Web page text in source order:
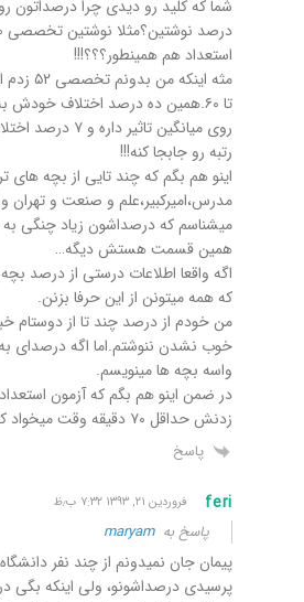
شما که کلید رو دیدی چرا درصداتون
استعداد هم همینطور؟؟؟!!!
رتبه رو جابجا کنه!!!
اینو هم بگم که چند تایی از بچه های
مدرس،امیرکبیر،علم و صنعت و
میشناسم که درصداشون زیاد چنگی
همین قسمت هستش دیگه…
اگه واقعا اطلاعات درستی از درصد
که همه میتونن از این حرفا بزنن.
من خودم از درصد چند تا از دوستام
خوب نشدن ننوشتم.اما اگه درصدای
واسه بچه ها مینویسم.
زدنش حداقل ۷۰ دقیقه وقت میخواد که اونم شاید بشه زد.
پاسخ
feri فروردین ۲۱, ۱۳۹۳ ۷:۳۲ ب٫ظ
پاسخ بهmaryam
پیمان جان نمیدونم از چند نفر
پرسیدی درصداشونو، ولی اینکه